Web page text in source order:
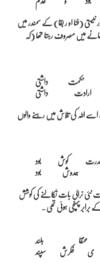
(فنا او ر بقا) کے سمندر میں
میں مصروف رہتا تھا (کہ
داشتی
اللہ کی تلاش میں رہنے والوں
کوش بود
نرالی بات نکالنے کی کوشش
پہنچی ہوئی تھی ۔
بلند